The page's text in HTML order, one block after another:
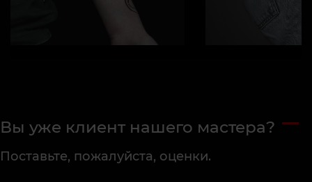
Вы уже клиент нашего мастера?
Поставьте, пожалуйста, оценки.